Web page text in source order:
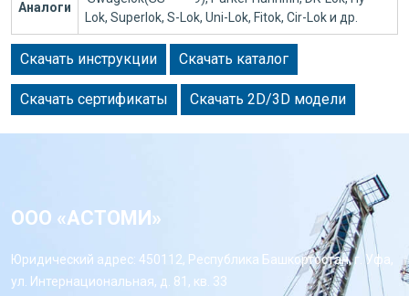
Аналоги
Lok, Superlok, S-Lok, Uni-Lok, Fitok, Cir-Lok и др.
Скачать инструкции Скачать каталог
Скачать сертификаты Скачать 2D/3D модели
ООО «АСТОМИ»
Юридический адрес: 450112, Республика Башкортостан, г. Уфа,
ул. Интернациональная, д. 81, кв. 33